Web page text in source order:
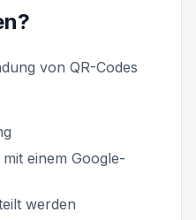
von QR-Codes
einem Google-
werden